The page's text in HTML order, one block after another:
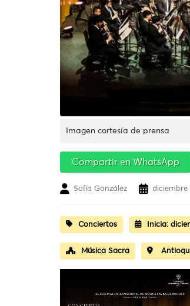
Imagen cortesía de prensa
Compartir en WhatsApp
Sofía González diciembre
Conciertos Inicia:
Música Sacra